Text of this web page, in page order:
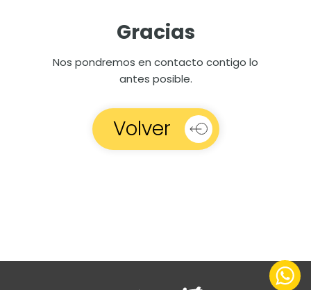
Gracias
Nos pondremos en contacto contigo lo
antes posible.
Volver